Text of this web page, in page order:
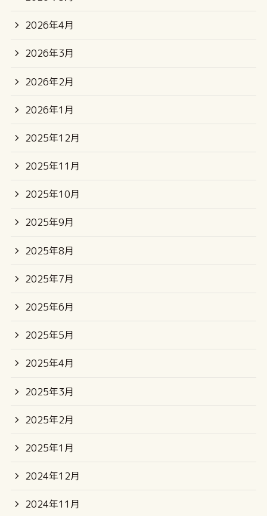
2026年4月
2026年3月
2026年2月
2026年1月
2025年12月
2025年11月
2025年10月
2025年9月
2025年8月
2025年7月
2025年6月
2025年5月
2025年4月
2025年3月
2025年2月
2025年1月
2024年12月
2024年11月